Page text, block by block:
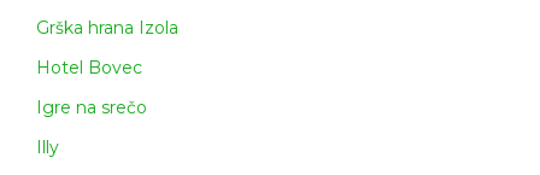
Grška hrana Izola
Hotel Bovec
Igre na srečo
Illy